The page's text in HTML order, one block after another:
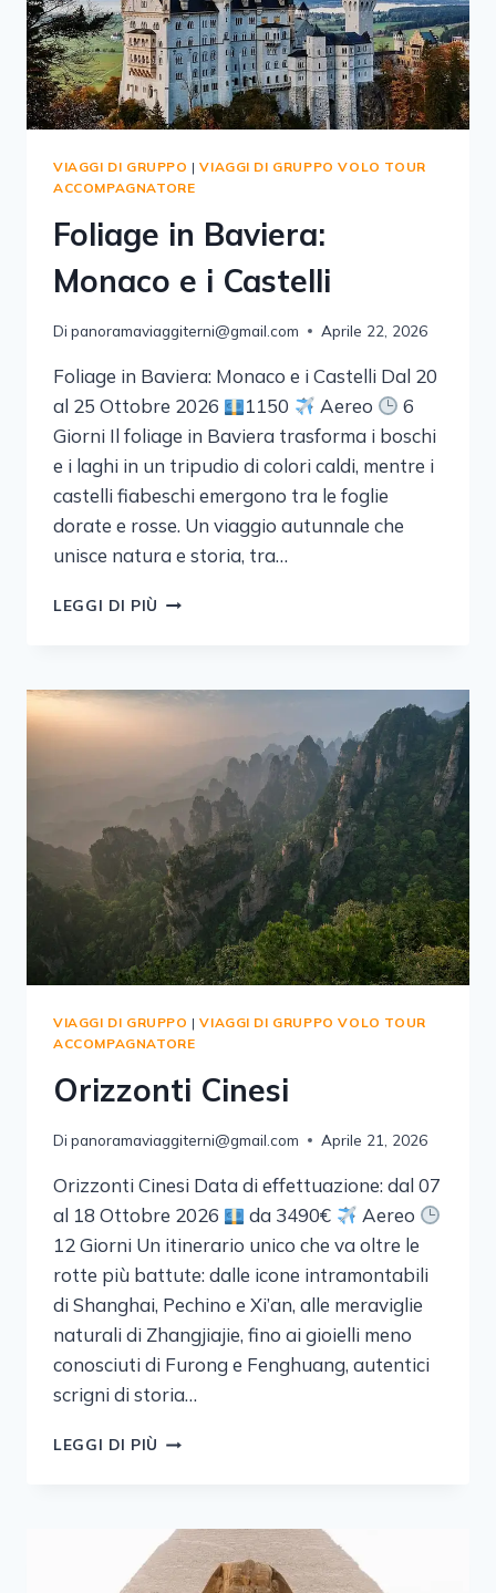
VIAGGI DI GRUPPO |VIAGGI DI GRUPPO VOLO TOUR
ACCOMPAGNATORE
Foliage in Baviera:
Monaco e i Castelli
Di panoramaviaggiterni@gmail.com Aprile 22, 2026
Foliage in Baviera: Monaco e i Castelli Dal 20
al 25 Ottobre 2026
1150 Aereo
6
Giorni Il foliage in Baviera trasforma i boschi
e i laghi in un tripudio di colori caldi, mentre i
castelli fiabeschi emergono tra le foglie
dorate e rosse. Un viaggio autunnale che
unisce natura e storia, tra…
LEGGI DI PIÙ FOLIAGE
E
VIAGGI DI GRUPPO |VIAGGI DI GRUPPO VOLO TOUR
ACCOMPAGNATORE
Orizzonti Cinesi
Di panoramaviaggiterni@gmail.com Aprile 21, 2026
Orizzonti Cinesi Data di effettuazione: dal 07
al 18 Ottobre 2026
da 3490€
Aereo
12 Giorni Un itinerario unico che va oltre le
rotte più battute: dalle icone intramontabili
di Shanghai, Pechino e Xi’an, alle meraviglie
naturali di Zhangjiajie, fino ai gioielli meno
conosciuti di Furong e Fenghuang, autentici
scrigni di storia…
LEGGI DI PIÙ ORIZZONTI